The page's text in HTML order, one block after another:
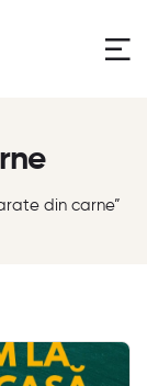
din carne”